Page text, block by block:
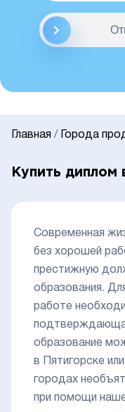
Главная / Города
Купить диплом
Современная
без хорошей
престижную
образования.
работе
образование
в Пятигорске
городах
при помощи